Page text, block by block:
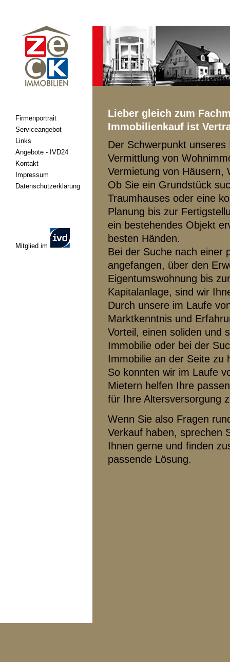
Firmenportrait
Serviceangebot
Links
Angebote - IVD24
Kontakt
Impressum
Datenschutzerklärung
Mitglied im
Lieber gleich zum
Immobilienkauf ist
Der Schwerpunkt
Vermittlung von
Vermietung von Häusern,
Ob Sie ein Grundstück
Traumhauses oder eine
Planung bis zur
ein bestehendes Objekt
besten Händen.
Bei der Suche nach einer
angefangen, über den
Eigentumswohnung bis
Kapitalanlage, sind wir
Durch unsere im Laufe
Marktkenntnis und
Vorteil, einen soliden und
Immobilie oder bei der
Immobilie an der Seite zu
So konnten wir im Laufe
Mietern helfen Ihre
für Ihre Altersversorgung
Wenn Sie also Fragen
Verkauf haben, sprechen
Ihnen gerne und finden
passende Lösung.